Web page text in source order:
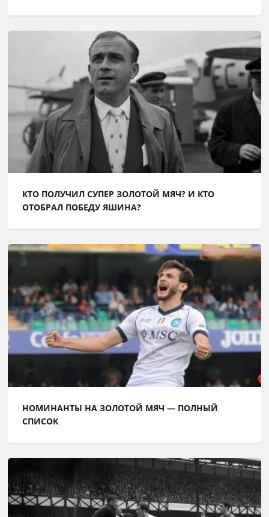
КТО ПОЛУЧИЛ СУПЕР ЗОЛОТОЙ МЯЧ? И КТО
ОТОБРАЛ ПОБЕДУ ЯШИНА?
НОМИНАНТЫ НА ЗОЛОТОЙ МЯЧ — ПОЛНЫЙ
СПИСОК